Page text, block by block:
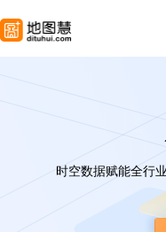
时空数据赋能全行